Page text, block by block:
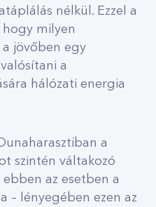
nélkül. Ezzel a
milyen
jövőben egy
a
hálózati energia
a
szintén váltakozó
az esetben a
– lényegében ezen az